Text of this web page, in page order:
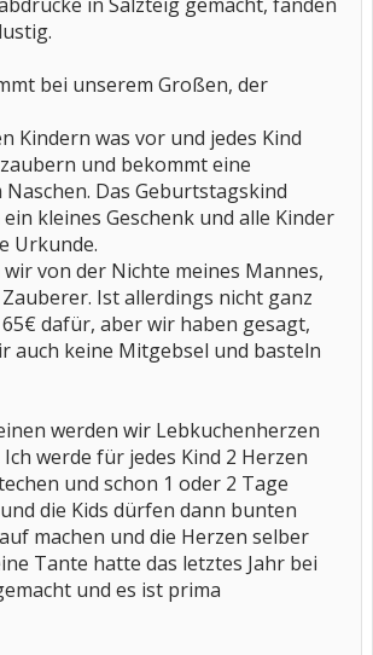
bei unserem Großen, der
Kindern was vor und jedes Kind
und bekommt eine
Das Geburtstagskind
kleines Geschenk und alle Kinder
Urkunde.
von der Nichte meines Mannes,
Ist allerdings nicht ganz
dafür, aber wir haben gesagt,
auch keine Mitgebsel und basteln
werden wir Lebkuchenherzen
werde für jedes Kind 2 Herzen
und schon 1 oder 2 Tage
die Kids dürfen dann bunten
machen und die Herzen selber
Tante hatte das letztes Jahr bei
und es ist prima